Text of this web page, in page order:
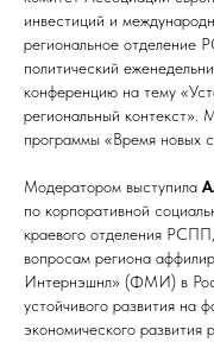
инвестиций и
региональное отделение
политический
конференцию на тему
региональный контекст».
программы «Время новых
Модератором выступила
по корпоративной
краевого отделения
вопросам региона
Интернэшнл» (ФМИ) в
устойчивого развития на
экономического развития